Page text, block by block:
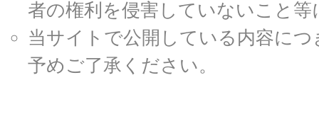
者の権利を侵害していないこと
当サイトで公開している内容に
予めご了承ください。